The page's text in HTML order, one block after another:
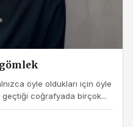
öyle oldukları için öyle
geçtiği coğrafyada birçok...